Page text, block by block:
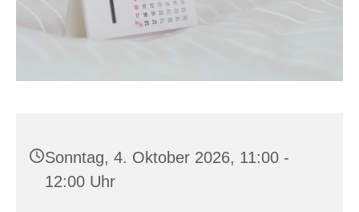
Sonntag, 4. Oktober 2026, 11:00 -
12:00 Uhr